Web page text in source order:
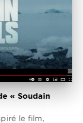
« Soudain
le film,